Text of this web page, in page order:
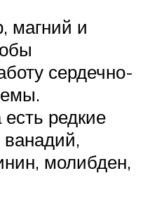
магний и
сердечно-
редкие
молибден,